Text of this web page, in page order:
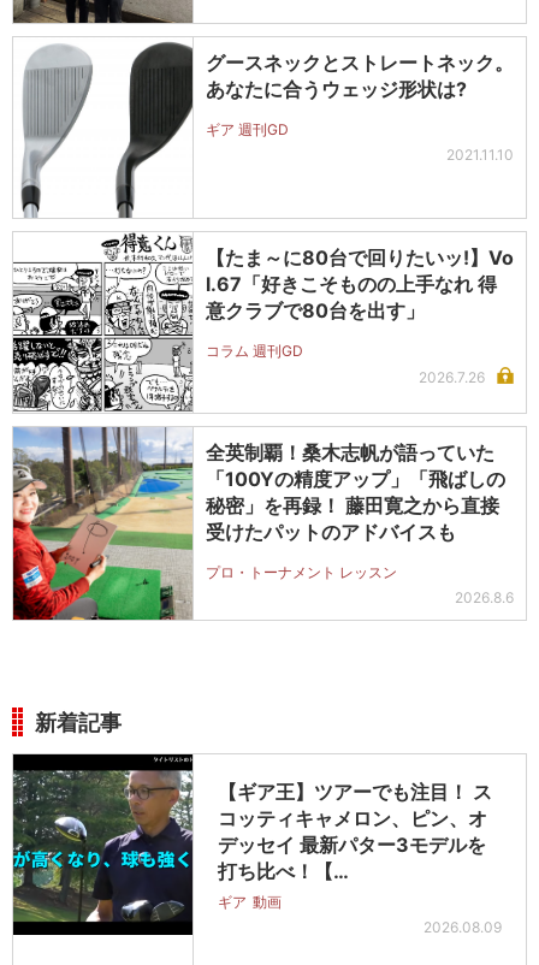
グースネックとストレートネック。
あなたに合うウェッジ形状は?
ギア 週刊GD
2021.11.10
【たま～に80台で回りたいッ!】Vo
l.67「好きこそものの上手なれ 得
意クラブで80台を出す」
コラム 週刊GD
2026.7.26
全英制覇！桑木志帆が語っていた
「100Yの精度アップ」「飛ばしの
秘密」を再録！ 藤田寛之から直接
受けたパットのアドバイスも
プロ・トーナメント レッスン
2026.8.6
新着記事
【ギア王】ツアーでも注目！ ス
コッティキャメロン、ピン、オ
デッセイ 最新パター3モデルを
打ち比べ！【…
ギア 動画
2026.08.09